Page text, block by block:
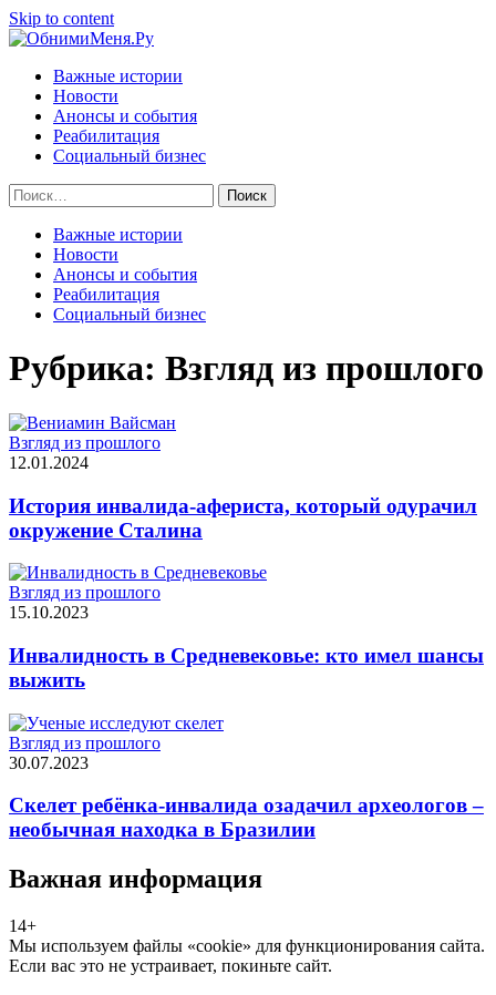
Skip to content
Важные истории
Новости
Анонсы и события
Реабилитация
Социальный бизнес
Найти:
Важные истории
Новости
Анонсы и события
Реабилитация
Социальный бизнес
Рубрика: Взгляд из прошлого
Взгляд из прошлого
12.01.2024
История инвалида-афериста, который одурачил
окружение Сталина
Взгляд из прошлого
15.10.2023
Инвалидность в Средневековье: кто имел шансы
выжить
Взгляд из прошлого
30.07.2023
Скелет ребёнка-инвалида озадачил археологов –
необычная находка в Бразилии
Важная информация
14+
Мы используем файлы «cookie» для функционирования сайта.
Если вас это не устраивает, покиньте сайт.